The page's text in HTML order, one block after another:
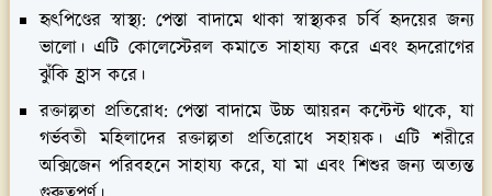
হৃৎপিণ্ডের স্বাস্থ্য: পেস্তা বাদামে থাকা স্বাস্থ্যকর চর্বি হৃদয়ের জন্য
ভালো। এটি কোলেস্টেরল কমাতে সাহায্য করে এবং হৃদরোগের
ঝুঁকি হ্রাস করে।
রক্তাল্পতা প্রতিরোধ: পেস্তা বাদামে উচ্চ আয়রন কন্টেন্ট থাকে, যা
গর্ভবতী মহিলাদের রক্তাল্পতা প্রতিরোধে সহায়ক। এটি শরীরে
অক্সিজেন পরিবহনে সাহায্য করে, যা মা এবং শিশুর জন্য অত্যন্ত